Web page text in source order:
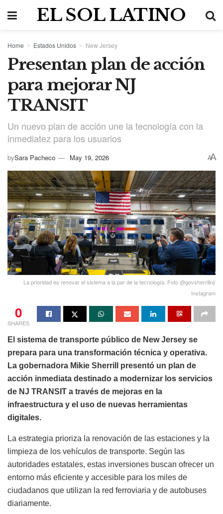
EL SOL LATINO
Home Estados Unidos New Jersey
Presentan plan de acción
para mejorar NJ
TRANSIT
Un nuevo plan de acción une la tecnología con la
inmediatez para los usuarios
bySara Pacheco May 19, 2026 AA
La prioridad es renovar el sistema a la par de la tecnología. Foto @govsherrillnj/
Instagram
0
SHARES
El sistema de transporte público de New Jersey se
prepara para una transformación técnica y operativa.
La gobernadora Mikie Sherrill presentó un plan de
acción inmediata destinado a modernizar los servicios
de NJ TRANSIT a través de mejoras en la
infraestructura y el uso de nuevas herramientas
digitales.
La estrategia prioriza la renovación de las estaciones y la
limpieza de los vehículos de transporte. Según las
autoridades estatales, estas inversiones buscan ofrecer un
entorno más eficiente y accesible para los miles de
ciudadanos que utilizan la red ferroviaria y de autobuses
diariamente.